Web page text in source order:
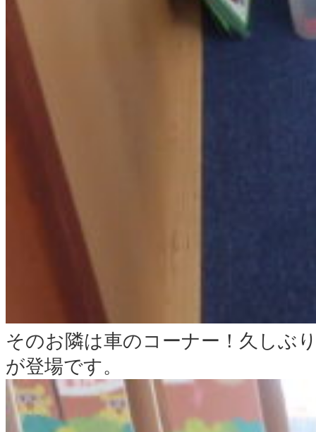
そのお隣は車のコーナー！久しぶ
が登場です。